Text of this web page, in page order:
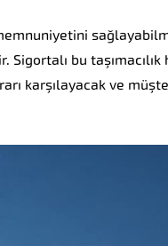
Sigortalı bu
karşılayacak ve